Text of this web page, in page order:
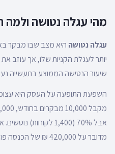
מהי עגלה נטושה ולמה
עגלה נטושה היא מצב שבו מבקר
יותר לעגלת הקניות שלו, אך עוזב
שיעור הנטישה הממוצע בתעשייה נע בין 60% ל-
השפעת התופעה על העסק היא
מדובר על 420,000 ₪ של הכנסה פוטנציאלית שאובדת מדי חודש.